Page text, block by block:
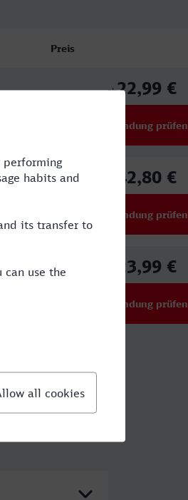
Preis
ab22,99 €
Verbindung prüfen
42,80 €
Verbindung prüfen
23,99 €
Verbindung prüfen